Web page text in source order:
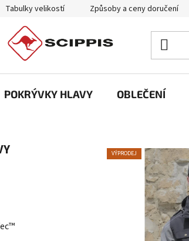
Tabulky velikostí Způsoby a ceny doručení
POKRÝVKY HLAVY OBLEČENÍ
VÝPRODEJ